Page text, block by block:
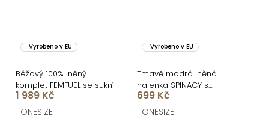
Vyrobeno v EU
Béžový 100% lněný
komplet FEMFUEL se sukní
1 989 Kč
ONESIZE
Vyrobeno v EU
Tmavě modrá lněná
halenka SPINACY s
vázáním
699 Kč
ONESIZE